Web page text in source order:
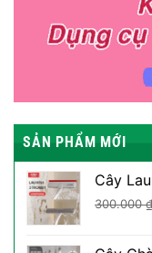
SẢN PHẨM MỚI
Cây
300.000₫